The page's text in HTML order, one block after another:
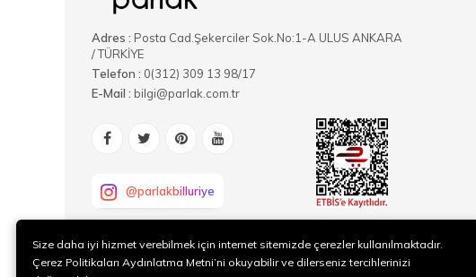
Adres : Posta Cad.Şekerciler Sok.No:1-A ULUS ANKARA
/ TÜRKİYE
Telefon : 0(312) 309 13 98/17
E-Mail : bilgi@parlak.com.tr
@parlakbilluriye
Size daha iyi hizmet verebilmek için internet sitemizde çerezler kullanılmaktadır.
Çerez Politikaları Aydınlatma Metni’ni okuyabilir ve dilerseniz tercihlerinizi